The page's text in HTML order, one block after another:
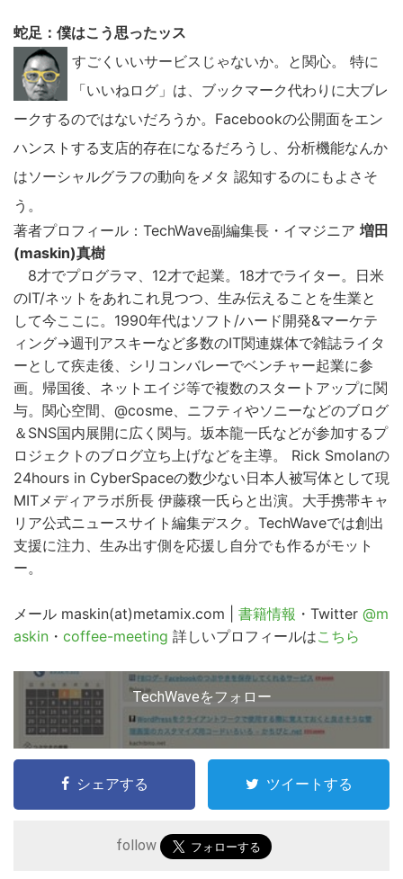
蛇足：僕はこう思ったッス
すごくいいサービスじゃないか。と関心。 特に
「いいねログ」は、ブックマーク代わりに大ブレ
ークするのではないだろうか。Facebookの公開面をエン
ハンストする支店的存在になるだろうし、分析機能なんか
はソーシャルグラフの動向をメタ 認知するのにもよさそ
う。
著者プロフィール：TechWave副編集長・イマジニア 増田
(maskin)真樹
8才でプログラマ、12才で起業。18才でライター。日米
のIT/ネットをあれこれ見つつ、生み伝えることを生業と
して今ここに。1990年代はソフト/ハード開発&マーケテ
ィング→週刊アスキーなど多数のIT関連媒体で雑誌ライタ
ーとして疾走後、シリコンバレーでベンチャー起業に参
画。帰国後、ネットエイジ等で複数のスタートアップに関
与。関心空間、@cosme、ニフティやソニーなどのブログ
＆SNS国内展開に広く関与。坂本龍一氏などが参加するプ
ロジェクトのブログ立ち上げなどを主導。 Rick Smolanの
24hours in CyberSpaceの数少ない日本人被写体として現
MITメディアラボ所長 伊藤穣一氏らと出演。大手携帯キャ
リア公式ニュースサイト編集デスク。TechWaveでは創出
支援に注力、生み出す側を応援し自分でも作るがモット
ー。
メール maskin(at)metamix.com | 書籍情報 ・Twitter @m
askin ・ coffee-meeting 詳しいプロフィールはこちら
TechWaveをフォロー
シェアする ツイートする
follow
こ
の
サ
イ
ト
検
索
す